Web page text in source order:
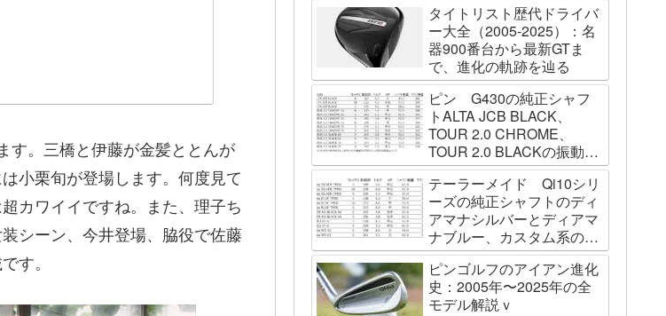
す。三橋と伊藤が金髪ととんが
小栗旬が登場します。何度見て
カワイイですね。また、理子ち
シーン、今井登場、脇役で佐藤
す。
タイトリスト歴代ドライバ
ー大全（2005-2025）：名
器900番台から最新GTま
で、進化の軌跡を辿る
ピン G430の純正シャフ
トALTA JCB BLACK、
TOUR 2.0 CHROME、
TOUR 2.0 BLACKの振動数
を測ってみました
テーラーメイド Qi10シリ
ーズの純正シャフトのディ
アマナシルバーとディアマ
ナブルー、カスタム系の
SPEEDER NK BLACK、
TOUR AD VF、Diamana
WBの振動数を測ってみた
ピンゴルフのアイアン進化
史：2005年〜2025年の全
モデル解説ｖ